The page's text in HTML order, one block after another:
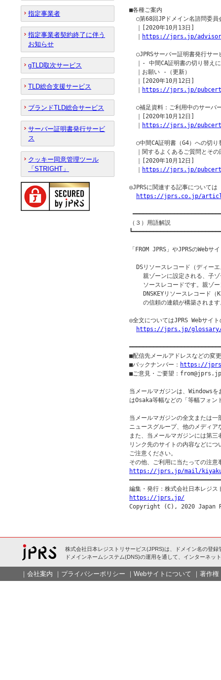
■各種ご案内
○第68回JPドメイン名諮問委員
  ｜[2020年10月13日]
https://jprs.jp/
○JPRSサーバー証明書発行サー
｜- 中間CA証明書の切り替え
  ｜お願い -（更新）
  ｜[2020年10月12日]
https://jprs.jp/
○補足資料：ご利用中のサーバ
  ｜[2020年10月12日]
https://jprs.jp/
○中間CA証明書（G4）への切り
｜関するよくあるご質問とその
  ｜[2020年10月12日]
https://jprs.jp/
◎JPRSに関連する記事について
https://jprs.co.jp/
（３）用語解説
「FROM JPRS」やJPRSのWeb
DSリソースレコード（ディー
親ゾーンに設定される、子
ソースレコードです。親ゾ
DNSKEYリソースレコード（
の信頼の連鎖が構築されま
◎全文についてはJPRS Webサイ
https://jprs.jp/glossary/
■配信先メールアドレスなどの変
■バックナンバー： https://
■ご意見・ご要望：from@jprs.jp
当メールマガジンは、Windowsを
はOsaka等幅などの「等幅フォン
当メールマガジンの全文または一
ニュースグループ、他のメディ
また、当メールマガジンには第
リンク先のサイトの内容などに
ご注意ください。
https://jprs.jp/mail/
https://jprs.jp/
指定事業者
指定事業者契約終了に伴う
お知らせ
gTLD取次サービス
TLD総合支援サービス
ブランドTLD総合サービス
サーバー証明書発行サービ
ス
クッキー同意管理ツール
「STRIGHT」
株式会社日本レジストリサービス(JPRS)は、ドメイン名の登録
ドメインネームシステム(DNS)の運用を通して、インターネッ
｜ 会社案内 ｜ プライバシーポリシー ｜ Webサイトについて ｜ 著作権